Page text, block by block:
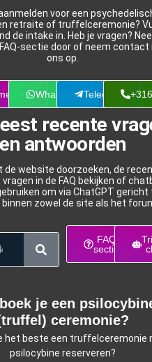
voor een
retraite of truffelceremonie?
de intake in. Heb je vragen?
sectie door of neem contact
ons op.
Whatsapp Telegram
recente
en antwoorden
de website doorzoeken, de
in de FAQ bekijken of
om via ChatGPT gericht
binnen zowel de site als het
FAQ
sectie
je een
ceremonie?
het beste een truffelceremonie
psilocybine reserveren?